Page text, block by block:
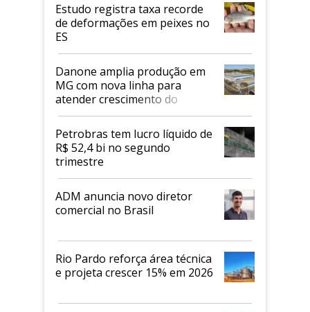
Estudo registra taxa recorde
de deformações em peixes no
ES
Danone amplia produção em
MG com nova linha para
atender crescimento do
mercado de alimentos
proteicos
Petrobras tem lucro líquido de
R$ 52,4 bi no segundo
trimestre
ADM anuncia novo diretor
comercial no Brasil
Rio Pardo reforça área técnica
e projeta crescer 15% em 2026